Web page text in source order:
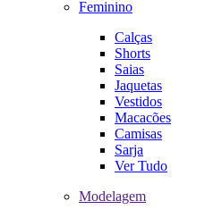
Feminino
Calças
Shorts
Saias
Jaquetas
Vestidos
Macacões
Camisas
Sarja
Ver Tudo
Modelagem